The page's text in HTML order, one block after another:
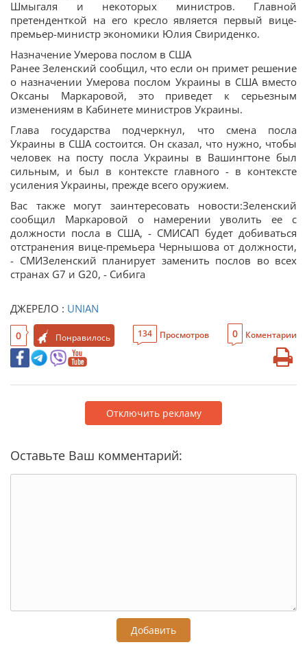
Шмыгаля и некоторых министров. Главной
претенденткой на его кресло является первый вице-
премьер-министр экономики Юлия Свириденко.
Назначение Умерова послом в США
Ранее Зеленский сообщил, что если он примет решение
о назначении Умерова послом Украины в США вместо
Оксаны Маркаровой, это приведет к серьезным
изменениям в Кабинете министров Украины.
Глава государства подчеркнул, что смена посла
Украины в США состоится. Он сказал, что нужно, чтобы
человек на посту посла Украины в Вашингтоне был
сильным, и был в контексте главного - в контексте
усиления Украины, прежде всего оружием.
Вас также могут заинтересовать новости:Зеленский
сообщил Маркаровой о намерении уволить ее с
должности посла в США, - СМИСАП будет добиваться
отстранения вице-премьера Чернышова от должности,
- СМИЗеленский планирует заменить послов во всех
странах G7 и G20, - Сибига
ДЖЕРЕЛО : UNIAN
0 Понравилось 134 Просмотров 0 Коментарии
Отключить рекламу
Оставьте Ваш комментарий:
Добавить